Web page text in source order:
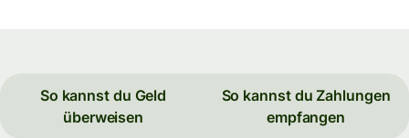
So kannst du Geld
überweisen
So kannst du Zahlungen
empfangen